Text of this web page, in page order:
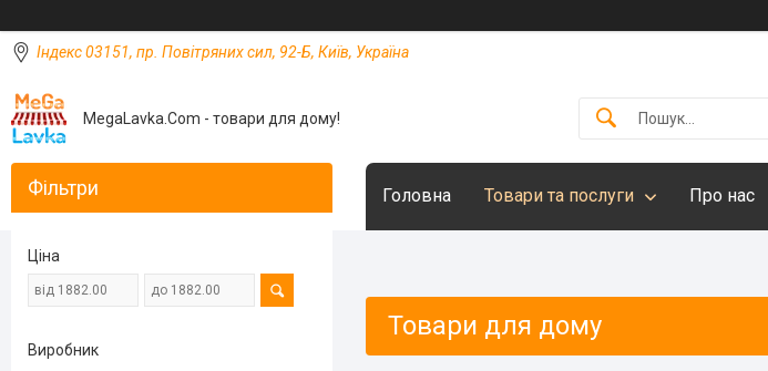
Індекс 03151, пр. Повітряних сил, 92-Б, Київ, Україна
MegaLavka.Com - товари для дому!
Головна Товари та послуги Про нас
Товари для дому
Фільтри
Ціна
Виробник